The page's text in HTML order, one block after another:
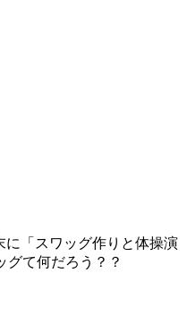
に「スワッグ作りと体操演
グて何だろう？？